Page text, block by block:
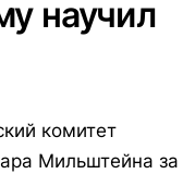
научил
комитет
Мильштейна за